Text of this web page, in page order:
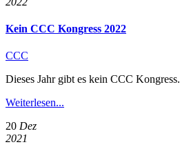
Kein CCC Kongress 2022
CCC
Dieses Jahr gibt es kein CCC Kongress.
Weiterlesen...
20 Dez
2021